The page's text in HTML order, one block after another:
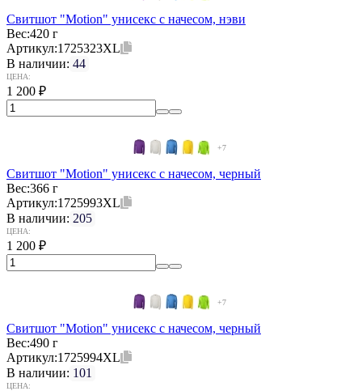
Свитшот "Motion" унисекс с начесом, нэви
Вес:420 г
Артикул:1725323XL
В наличии: 44
ЦЕНА:
1 200 ₽
+7
Свитшот "Motion" унисекс с начесом, черный
Вес:366 г
Артикул:1725993XL
В наличии: 205
ЦЕНА:
1 200 ₽
+7
Свитшот "Motion" унисекс с начесом, черный
Вес:490 г
Артикул:1725994XL
В наличии: 101
ЦЕНА: